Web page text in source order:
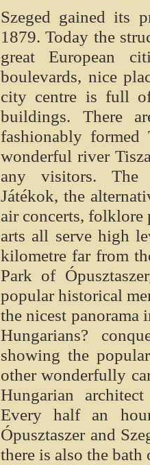
Szeged gained its
1879. Today the
great European
boulevards, nice
city centre is full of
buildings. There
fashionably formed
wonderful river
any visitors. The
Játékok, the
air concerts,
arts all serve high
kilometre far from
Park of
popular historical
the nicest panorama
Hungarians?
showing the
other wonderfully
Hungarian
Every half an
Ópusztaszer and
there is also the bath